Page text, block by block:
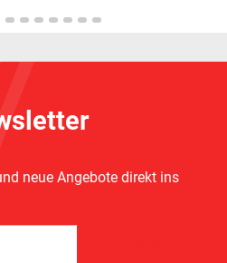
neue Angebote direkt ins